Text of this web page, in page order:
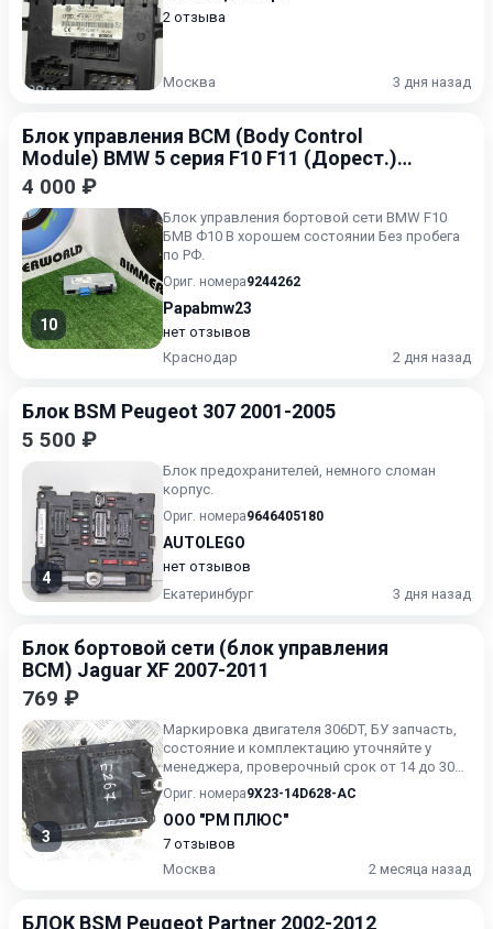
2 отзыва
Москва 3 дня назад
Блок управления BCM (Body Control
Module) BMW 5 серия F10 F11 (Дорест.)
2009-2013
4 000 ₽
10
Блок управления бортовой сети BMW F10
БМВ Ф10 В хорошем состоянии Без пробега
по РФ.
Ориг. номера9244262
Papabmw23
нет отзывов
Краснодар
2 дня назад
Блок BSM Peugeot 307 2001-2005
5 500 ₽
4
Блок предохранителей, немного сломан
корпус.
Ориг. номера9646405180
AUTOLEGO
нет отзывов
Екатеринбург
3 дня назад
Блок бортовой сети (блок управления
BCM) Jaguar XF 2007-2011
769 ₽
3
Маркировка двигателя 306DT, БУ запчасть,
состояние и комплектацию уточняйте у
менеджера, проверочный срок от 14 до 30
дней.
Ориг. номера9X23-14D628-AC
ООО "РМ ПЛЮС"
7 отзывов
Москва
2 месяца назад
БЛОК BSM Peugeot Partner 2002-2012